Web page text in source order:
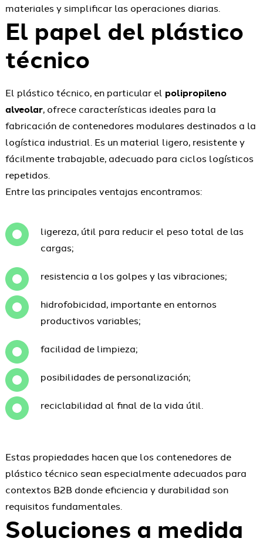
materiales y simplificar las operaciones diarias.
El papel del plástico
técnico
El plástico técnico, en particular el polipropileno
alveolar, ofrece características ideales para la
fabricación de contenedores modulares destinados a la
logística industrial. Es un material ligero, resistente y
fácilmente trabajable, adecuado para ciclos logísticos
repetidos.
Entre las principales ventajas encontramos:
ligereza, útil para reducir el peso total de las
cargas;
resistencia a los golpes y las vibraciones;
hidrofobicidad, importante en entornos
productivos variables;
facilidad de limpieza;
posibilidades de personalización;
reciclabilidad al final de la vida útil.
Estas propiedades hacen que los contenedores de
plástico técnico sean especialmente adecuados para
contextos B2B donde eficiencia y durabilidad son
requisitos fundamentales.
Soluciones a medida